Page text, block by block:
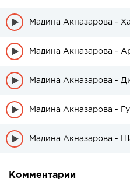
Мадина Акназарова -
Мадина Акназарова -
Мадина Акназарова -
Мадина Акназарова -
Мадина Акназарова -
Комментарии